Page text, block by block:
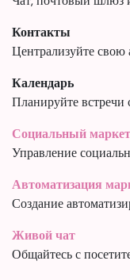
Контакты
Централизуйте
Календарь
Планируйте встречи
Социальный
Управление
Автоматизация
Создание
Живой чат
Общайтесь с